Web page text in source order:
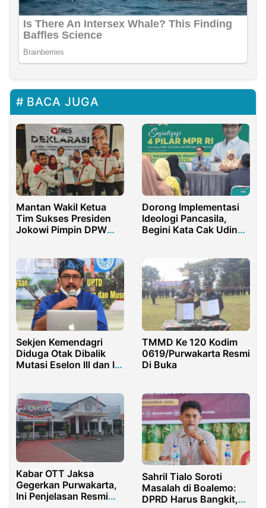
BACA JUGA
Mantan Wakil Ketua
Tim Sukses Presiden
Jokowi Pimpin DPW
Dorong Implementasi
Ideologi Pancasila,
Begini Kata Cak Udin
Sekjen Kemendagri
Diduga Otak Dibalik
Mutasi Eselon lll dan IV
TMMD Ke 120 Kodim
0619/Purwakarta Resmi
Di Buka
Kabar OTT Jaksa
Gegerkan Purwakarta,
Ini Penjelasan Resmi
Sahril Tialo Soroti
Masalah di Boalemo:
DPRD Harus Bangkit,